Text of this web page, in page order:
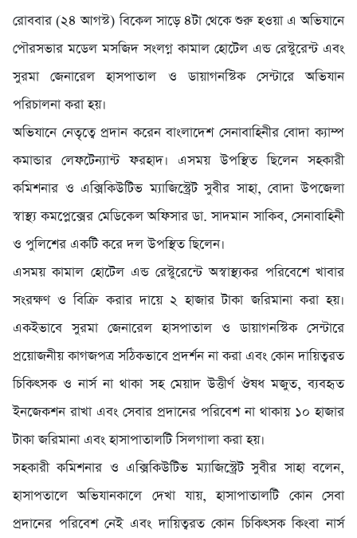
রোববার (২৪ আগস্ট) বিকেল সাড়ে ৪টা থেকে শুরু হওয়া এ অভিযানে
পৌরসভার মডেল মসজিদ সংলগ্ন কামাল হোটেল এন্ড রেস্টুরেন্ট এবং
সুরমা জেনারেল হাসপাতাল ও ডায়াগনস্টিক সেন্টারে অভিযান
পরিচালনা করা হয়।
অভিযানে নেতৃত্বে প্রদান করেন বাংলাদেশ সেনাবাহিনীর বোদা ক্যাম্প
কমান্ডার লেফটেন্যান্ট ফরহাদ। এসময় উপস্থিত ছিলেন সহকারী
কমিশনার ও এক্সিকিউটিভ ম্যাজিস্ট্রেট সুবীর সাহা, বোদা উপজেলা
স্বাস্থ্য কমপ্লেক্সের মেডিকেল অফিসার ডা. সাদমান সাকিব, সেনাবাহিনী
ও পুলিশের একটি করে দল উপস্থিত ছিলেন।
এসময় কামাল হোটেল এন্ড রেস্টুরেন্টে অস্বাস্থ্যকর পরিবেশে খাবার
সংরক্ষণ ও বিক্রি করার দায়ে ২ হাজার টাকা জরিমানা করা হয়।
একইভাবে সুরমা জেনারেল হাসপাতাল ও ডায়াগনস্টিক সেন্টারে
প্রয়োজনীয় কাগজপত্র সঠিকভাবে প্রদর্শন না করা এবং কোন দায়িত্বরত
চিকিৎসক ও নার্স না থাকা সহ মেয়াদ উত্তীর্ণ ঔষধ মজুত, ব্যবহৃত
ইনজেকশন রাখা এবং সেবার প্রদানের পরিবেশ না থাকায় ১০ হাজার
টাকা জরিমানা এবং হাসাপাতালটি সিলগালা করা হয়।
সহকারী কমিশনার ও এক্সিকিউটিভ ম্যাজিস্ট্রেট সুবীর সাহা বলেন,
হাসাপতালে অভিযানকালে দেখা যায়, হাসাপাতালটি কোন সেবা
প্রদানের পরিবেশ নেই এবং দায়িত্বরত কোন চিকিৎসক কিংবা নার্স